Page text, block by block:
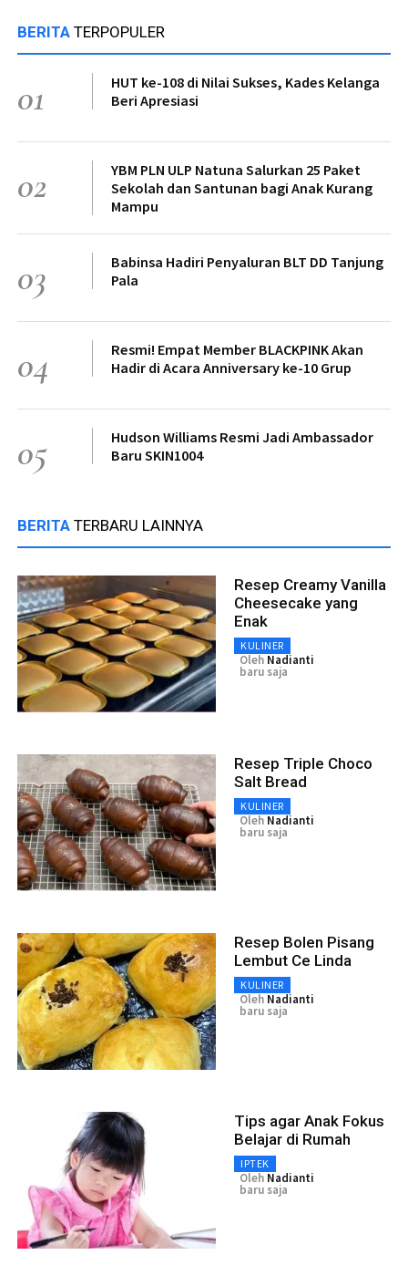
BERITA TERPOPULER
01
HUT ke-108 di Nilai Sukses, Kades Kelanga
Beri Apresiasi
02
YBM PLN ULP Natuna Salurkan 25 Paket
Sekolah dan Santunan bagi Anak Kurang
Mampu
03
Babinsa Hadiri Penyaluran BLT DD Tanjung
Pala
04
Resmi! Empat Member BLACKPINK Akan
Hadir di Acara Anniversary ke-10 Grup
05
Hudson Williams Resmi Jadi Ambassador
Baru SKIN1004
BERITA TERBARU LAINNYA
Resep Creamy Vanilla
Cheesecake yang
Enak
KULINER
Oleh Nadianti
baru saja
Resep Triple Choco
Salt Bread
KULINER
Oleh Nadianti
baru saja
Resep Bolen Pisang
Lembut Ce Linda
KULINER
Oleh Nadianti
baru saja
Tips agar Anak Fokus
Belajar di Rumah
IPTEK
Oleh Nadianti
baru saja